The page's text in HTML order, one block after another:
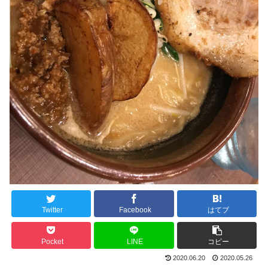
Twitter Facebook はてブ
Pocket LINE コピー
2020.06.20 2020.05.26